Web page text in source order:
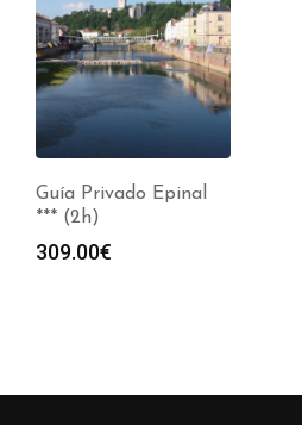
Guía Privado Epinal
*** (2h)
309.00€